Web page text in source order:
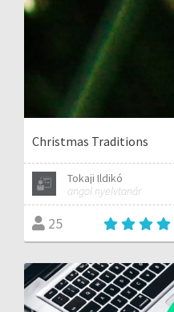
Christmas Traditions
Tokaji Ildikó
angol nyelvtanár
25